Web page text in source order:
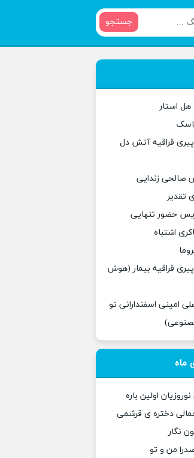
جستجو
هل استار
قراقیه آتش دل
صالحی زندایی
تقدیر
حضور تنهایی
اشتباه
قراقیه بیمار (هوش
امینی اسفندارانی تو
ماه
اولین باره
دختره ی قرشمی
نگار
من و تو